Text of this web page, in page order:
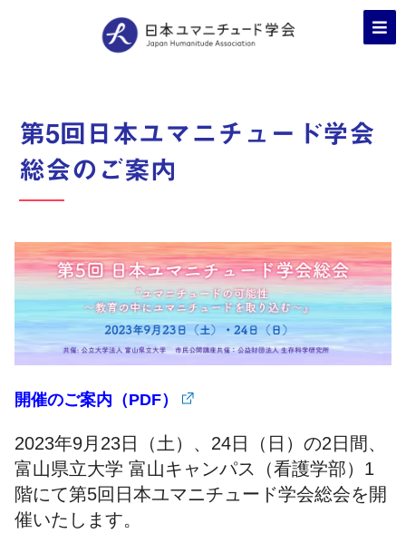
第5回日本ユマニチュード学会
総会のご案内
開催のご案内（PDF）
2023年9月23日（土）、24日（日）の2日間、
富山県立大学 富山キャンパス（看護学部）1
階にて第5回日本ユマニチュード学会総会を開
催いたします。